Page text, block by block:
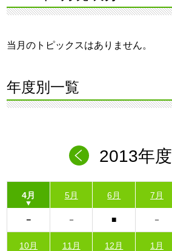
当月のトピックスはありません。
年度別一覧
2013年度
4月 5月 6月 7月
10月 11月 12月 1月